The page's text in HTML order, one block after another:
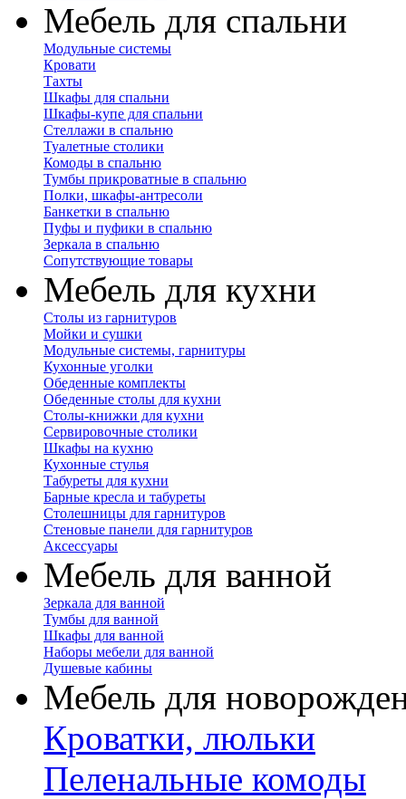
Мебель для спальни
Модульные системы
Кровати
Тахты
Шкафы для спальни
Шкафы-купе для спальни
Стеллажи в спальню
Туалетные столики
Комоды в спальню
Тумбы прикроватные в спальню
Полки, шкафы-антресоли
Банкетки в спальню
Пуфы и пуфики в спальню
Зеркала в спальню
Сопутствующие товары
Мебель для кухни
Столы из гарнитуров
Мойки и сушки
Модульные системы, гарнитуры
Кухонные уголки
Обеденные комплекты
Обеденные столы для кухни
Столы-книжки для кухни
Сервировочные столики
Шкафы на кухню
Кухонные стулья
Табуреты для кухни
Барные кресла и табуреты
Столешницы для гарнитуров
Стеновые панели для гарнитуров
Аксессуары
Мебель для ванной
Зеркала для ванной
Тумбы для ванной
Шкафы для ванной
Наборы мебели для ванной
Душевые кабины
Мебель для
Кроватки, люльки
Пеленальные комоды